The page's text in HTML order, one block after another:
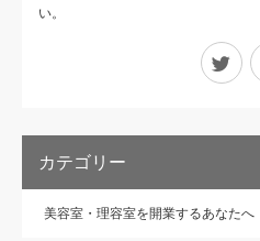
い。
カテゴリー
美容室・理容室を開業するあなたへ